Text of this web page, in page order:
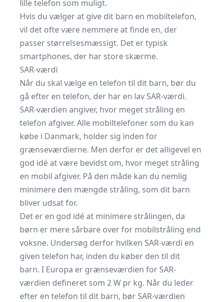
lille telefon som muligt.
Hvis du vælger at give dit barn en mobiltelefon,
vil det ofte være nemmere at finde en, der
passer størrelsesmæssigt. Det er typisk
smartphones, der har store skærme.
SAR-værdi
Når du skal vælge en telefon til dit barn, bør du
gå efter en telefon, der har en lav SAR-værdi.
SAR-værdien angiver, hvor meget stråling en
telefon afgiver. Alle mobiltelefoner som du kan
købe i Danmark, holder sig inden for
grænseværdierne. Men derfor er det alligevel en
god idé at være bevidst om, hvor meget stråling
en mobil afgiver. På den måde kan du nemlig
minimere den mængde stråling, som dit barn
bliver udsat for.
Det er en god idé at minimere strålingen, da
børn er mere sårbare over for mobilstråling end
voksne. Undersøg derfor hvilken SAR-værdi en
given telefon har, inden du køber den til dit
barn. I Europa er grænseværdien for SAR-
værdien defineret som 2 W pr kg. Når du leder
efter en telefon til dit barn, bør SAR-værdien